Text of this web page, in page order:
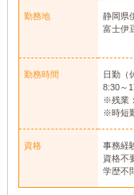
勤務地
静岡県
富士伊
勤務時間
日勤（
8:30～
※残業
※時短
資格
事務経
資格不
学歴不